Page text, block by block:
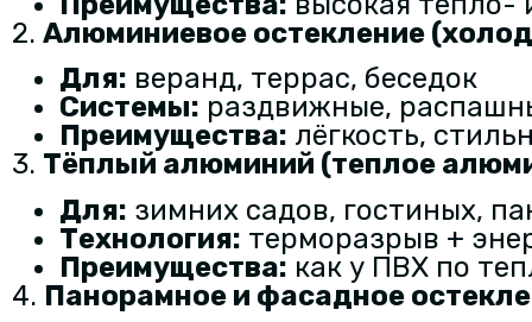
2. Алюминиевое остекление
Для: веранд, террас, беседок
Системы: раздвижные,
Преимущества: лёгкость,
3. Тёплый алюминий (теплое
Для: зимних садов, гостиных,
Технология: терморазрыв +
Преимущества: как у ПВХ по
4. Панорамное и фасадное